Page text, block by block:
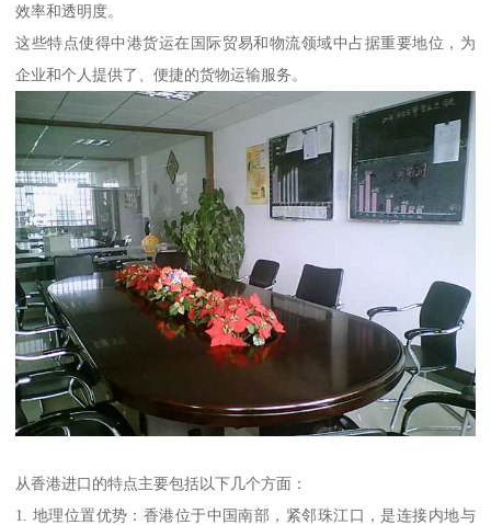
效率和透明度。
这些特点使得中港货运在国际贸易和物流领域中占据重要地位，为
企业和个人提供了、便捷的货物运输服务。
从香港进口的特点主要包括以下几个方面：
1. 地理位置优势：香港位于中国南部，紧邻珠江口，是连接内地与